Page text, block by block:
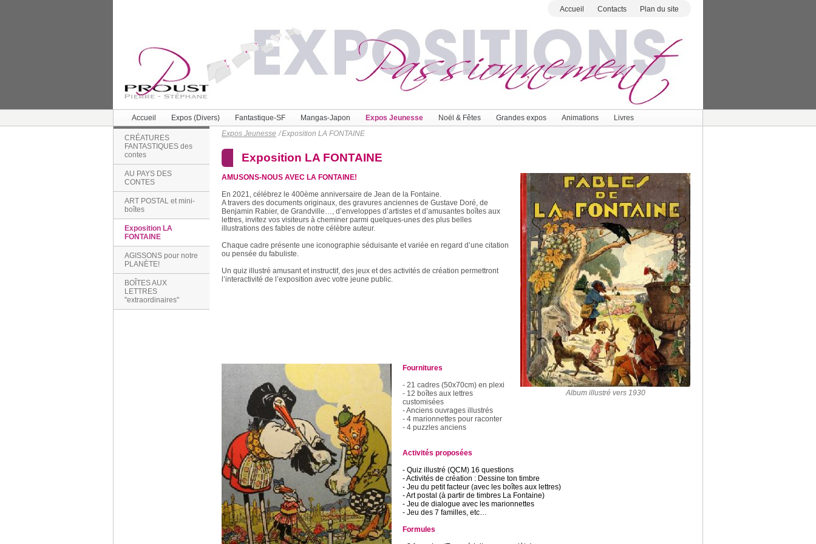
Accueil Contacts Plan du site
Accueil Expos (Divers) Fantastique-SF Mangas-Japon Expos Jeunesse Noël & Fêtes Grandes expos Animations Livres
Expos Jeunesse /Exposition LA FONTAINE
Exposition LA FONTAINE
Album illustré vers 1930
AMUSONS-NOUS AVEC LA FONTAINE!
En 2021, célébrez le 400ème anniversaire de Jean de la Fontaine.
A travers des documents originaux, des gravures anciennes de Gustave Doré, de
Benjamin Rabier, de Grandville…, d’enveloppes d’artistes et d’amusantes boîtes aux
lettres, invitez vos visiteurs à cheminer parmi quelques-unes des plus belles
illustrations des fables de notre célèbre auteur.
Chaque cadre présente une iconographie séduisante et variée en regard d’une citation
ou pensée du fabuliste.
Un quiz illustré amusant et instructif, des jeux et des activités de création permettront
l’interactivité de l’exposition avec votre jeune public.
Fournitures
- 21 cadres (50x70cm) en plexi
- 12 boîtes aux lettres
customisées
- Anciens ouvrages illustrés
- 4 marionnettes pour raconter
- 4 puzzles anciens
Activités proposées
- Quiz illustré (QCM) 16 questions
- Activités de création : Dessine ton timbre
- Jeu du petit facteur (avec les boîtes aux lettres)
- Art postal (à partir de timbres La Fontaine)
- Jeu de dialogue avec les marionnettes
- Jeu des 7 familles, etc…
Formules
CRÉATURES
FANTASTIQUES des
contes
AU PAYS DES
CONTES
ART POSTAL et mini-
boîtes
Exposition LA
FONTAINE
AGISSONS pour notre
PLANÈTE!
BOÎTES AUX
LETTRES
"extraordinaires"